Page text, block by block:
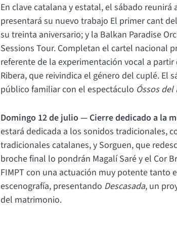
En clave catalana y estatal, el sábado
presentará su nuevo trabajo El primer cant
su treinta aniversario; y la Balkan Paradise
Sessions Tour. Completan el cartel nacional
referente de la experimentación vocal a
Ribera, que reivindica el género del cuplé. El
público familiar con el espectáculo Óssos del
Domingo 12 de julio — Cierre dedicado a la
estará dedicada a los sonidos tradicionales,
tradicionales catalanes, y Sorguen, que
broche final lo pondrán Magalí Saré y el Cor
FIMPT con una actuación muy potente tanto
escenografía, presentando Descasada, un
del matrimonio.